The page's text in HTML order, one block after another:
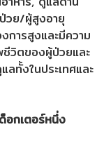
วย/ผู้สูงอายุ
การสูงและมีความ
วิตของผู้ป่วยและ
ทั้งในประเทศและ
อกเตอร์หนึ่ง